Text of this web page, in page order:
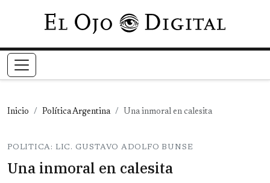
Pasar al contenido principal
Inicio Política Argentina Una inmoral en calesita
POLITICA: LIC. GUSTAVO ADOLFO BUNSE
Una inmoral en calesita